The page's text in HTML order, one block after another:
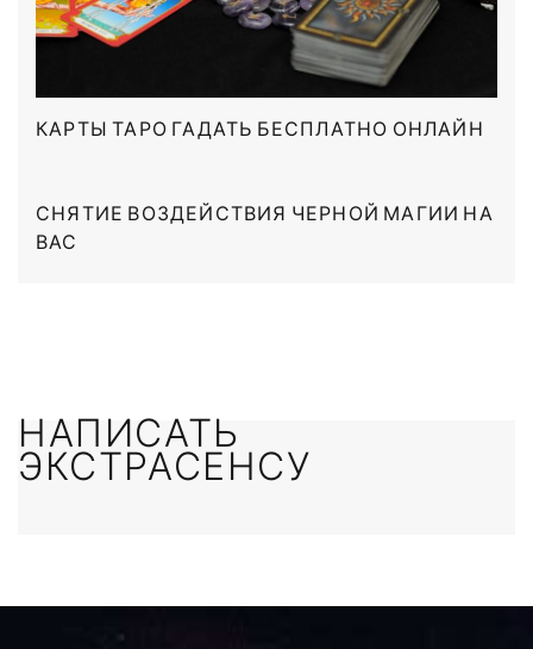
КАРТЫ ТАРО ГАДАТЬ БЕСПЛАТНО ОНЛАЙН
СНЯТИЕ ВОЗДЕЙСТВИЯ ЧЕРНОЙ МАГИИ НА
ВАС
НАПИСАТЬ
ЭКСТРАСЕНСУ